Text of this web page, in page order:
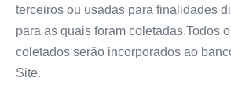
terceiros ou usadas para finalidades
para as quais foram coletadas.Todos
coletados serão incorporados ao
Site.